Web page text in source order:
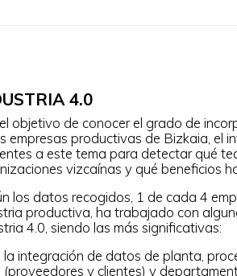
4.0
objetivo de conocer el grado de
empresas productivas de Bizkaia, el
a este tema para detectar qué
vizcaínas y qué beneficios
los datos recogidos, 1 de cada 4
productiva, ha trabajado con
4.0, siendo las más significativas:
la integración de datos de planta,
(proveedores y clientes) y